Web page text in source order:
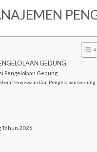
GEDUNG
Pengelolaan Gedung
Penyewaan Dan Pengelolaan Gedung
Tahun 2026